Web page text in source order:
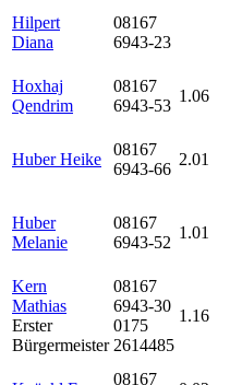
Hilpert
Diana
08167
6943-23
Hoxhaj
Qendrim
08167
6943-53
1.06
Huber Heike
08167
6943-66
2.01
Huber
Melanie
08167
6943-52
1.01
Kern
Mathias
Erster
Bürgermeister
08167
6943-30
0175
2614485
1.16
08167